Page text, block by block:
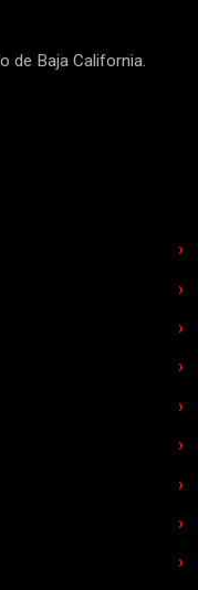
de Baja California.